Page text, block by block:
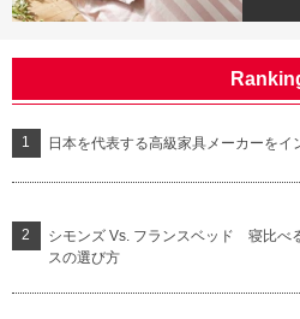
日本を代表する高級家具メーカーをイ
シモンズ Vs. フランスベッド 寝比
スの選び方